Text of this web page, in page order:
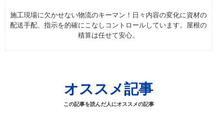
施工現場に欠かせない物流のキーマン！日々内容の変化に資材の
配送手配、指示を的確にこなしコントロールしています。屋根の
積算は任せて安心。
オススメ記事
この記事を読んだ人にオススメの記事